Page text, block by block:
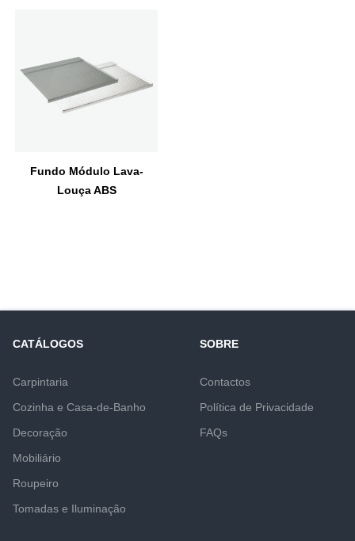
Fundo Módulo Lava-
Louça ABS
CATÁLOGOS
Carpintaria
Cozinha e Casa-de-Banho
Decoração
Mobiliário
Roupeiro
Tomadas e Iluminação
SOBRE
Contactos
Política de Privacidade
FAQs